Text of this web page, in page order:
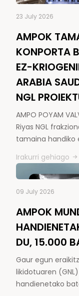
23 July 2026
AMPOK
KONPORTA
EZ-
ARABIA
NGL
AMPO POYAM
Riyas NGL
tamaina handiko
Irakurri gehiago
09 July 2026
AMPOK
DU, 15.000
Gaur egun
likidotuaren
handienetako